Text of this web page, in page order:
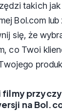
takich jak
Bol.com
się, że
co Twoi
filmy
na